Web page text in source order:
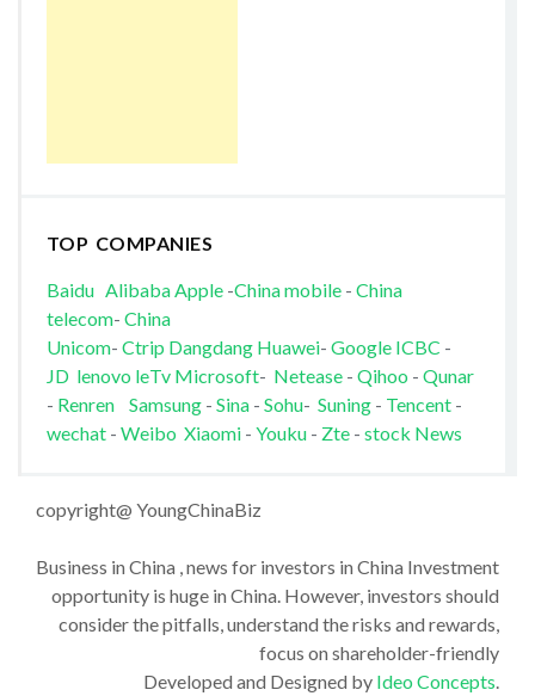
TOP COMPANIES
Baidu AlibabaApple-China mobile- China
telecom- China
Unicom- Ctrip Dangdang Huawei- Google ICBC -
JD lenovo leTv Microsoft- Netease- Qihoo - Qunar
- Renren Samsung- Sina- Sohu- Suning- Tencent-
wechat - Weibo Xiaomi- Youku - Zte- stock News
copyright@ YoungChinaBiz
Business in China , news for investors in China Investment
opportunity is huge in China. However, investors should
consider the pitfalls, understand the risks and rewards,
focus on shareholder-friendly
Developed and Designed by Ideo Concepts.